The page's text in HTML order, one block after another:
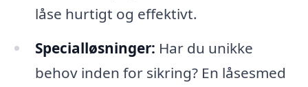
låse hurtigt og effektivt.
Specialløsninger: Har du unikke
behov inden for sikring? En låsesmed